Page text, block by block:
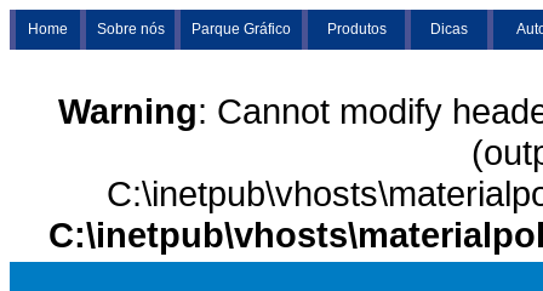
Home Sobre nós Parque Gráfico Produtos Dicas
Warning: Cannot modify